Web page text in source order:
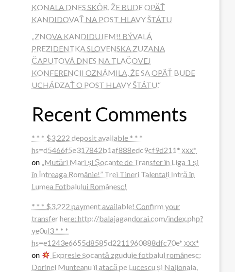
KONALA DNES SKÔR, ŽE BUDE OPÄŤ
KANDIDOVAŤ NA POST HLAVY ŠTÁTU
„ZNOVA KANDIDUJEM!! BÝVALÁ
PREZIDENTKA SLOVENSKA ZUZANA
ČAPUTOVÁ DNES NA TLAČOVEJ
KONFERENCII OZNÁMILA, ŽE SA OPÄŤ BUDE
UCHÁDZAŤ O POST HLAVY ŠTÁTU.“
Recent Comments
* * * $3,222 deposit available * * *
hs=d5466f5e317842b1af888edc9cf9d211* ххх*
on „Mutări Mari și Șocante de Transfer în Liga 1 și
în Întreaga Românie!” Trei Tineri Talentați Intră în
Lumea Fotbalului Românesc!
* * * $3,222 payment available! Confirm your
transfer here: http://balajagandorai.com/index.php?
ye0ul3 * * *
hs=e1243e6655d8585d2211960888dfc70e* ххх*
on
Expresie șocantă zguduie fotbalul românesc:
Dorinel Munteanu îl atacă pe Lucescu și Naționala,